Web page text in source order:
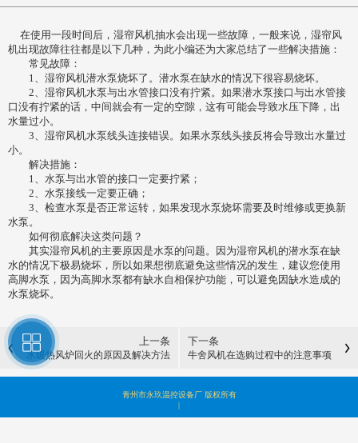
在使用一段时间后，湿帘风机抽水会出现一些故障，一般来说，湿帘风
机出现故障往往都是以下几种，为此小编还为大家总结了一些解决措施：
常见故障：
1、湿帘风机潜水泵烧坏了。潜水泵在缺水的情况下很容易烧坏。
2、湿帘风机水泵与出水管接口没有拧紧。如果潜水泵接口与出水管接
口没有拧紧的话，中间就会有一定的空隙，这有可能会导致水压下降，出
水量过小。
3、湿帘风机水泵线头连接错误。如果水泵线头接反将会导致出水量过
小。
解决措施：
1、水泵与出水管的接口一定要拧紧；
2、水泵接线一定要正确；
3、检查水泵是否正常运转，如果发现水泵烧坏需要及时维修或更换新
水泵。
如何彻底解决这类问题？
其实湿帘风机的主要原因是水泵的问题。因为湿帘风机的潜水泵在缺
水的情况下极易烧坏，所以如果想彻底避免这些情况的发生，建议您使用
高脚水泵，因为高脚水泵都有缺水自相保护功能，可以避免因缺水造成的
水泵烧坏。
上一条
水暖热风炉回火的原因及解决方法
下一条
牛舍风机在选购过程中的注意事项
青州市永玖温控设备厂 版权所有